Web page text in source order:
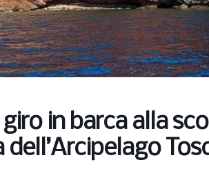
in barca alla
dell’Arcipelago